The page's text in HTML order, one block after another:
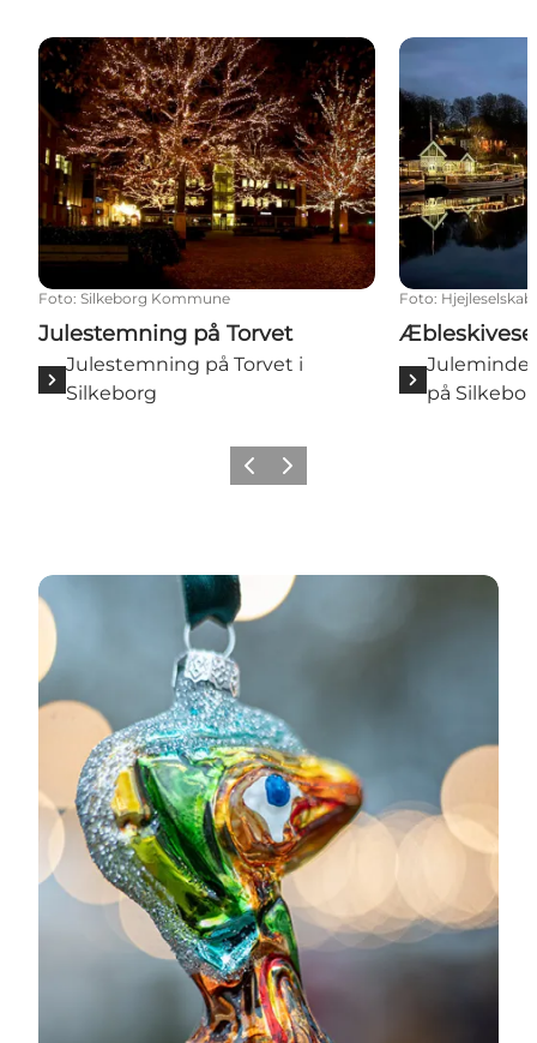
Julestemning på Torvet
Foto: Silkeborg Kommune
Julestemning på Torvet
Julestemning på Torvet i
Silkeborg
Foto:
på
ForrigeNæste
Juleoplevelser i Silkeborg